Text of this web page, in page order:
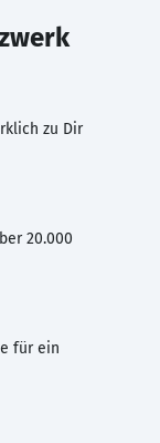
zu Dir
20.000
für ein